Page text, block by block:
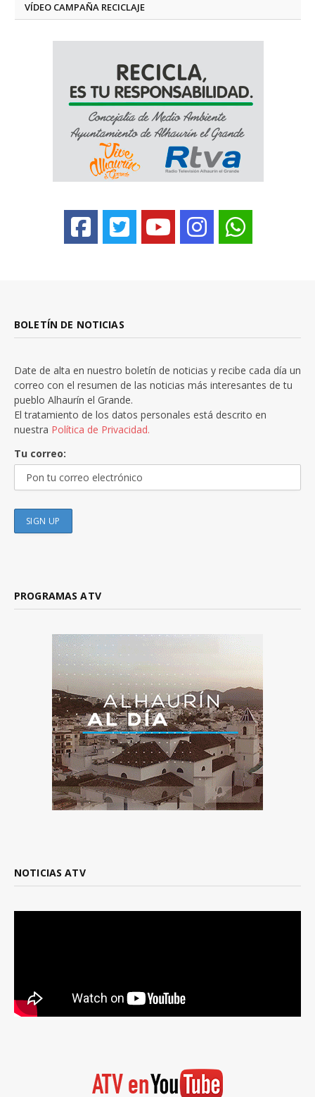
VÍDEO CAMPAÑA RECICLAJE
BOLETÍN DE NOTICIAS
Date de alta en nuestro boletín de noticias y recibe cada día un
correo con el resumen de las noticias más interesantes de tu
pueblo Alhaurín el Grande.
El tratamiento de los datos personales está descrito en
nuestra Política de Privacidad.
Tu correo:
PROGRAMAS ATV
NOTICIAS ATV